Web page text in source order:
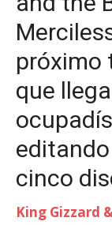
próximo
que
cinco
King Gizzard